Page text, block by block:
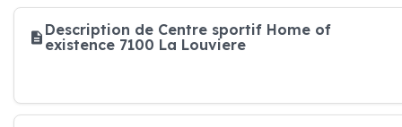
Description de Centre sportif Home of
existence 7100 La Louviere